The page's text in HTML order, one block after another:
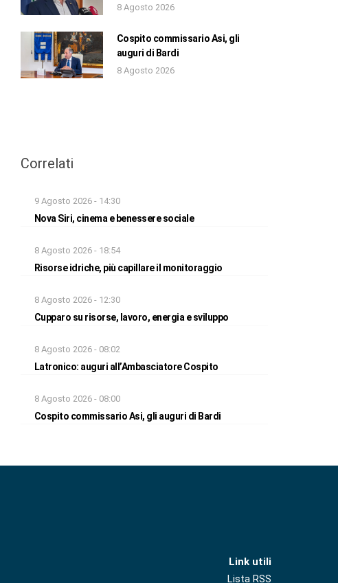
8 Agosto 2026
Cospito commissario Asi, gli
auguri di Bardi
8 Agosto 2026
Correlati
9 Agosto 2026 - 14:30
Nova Siri, cinema e benessere sociale
8 Agosto 2026 - 18:54
Risorse idriche, più capillare il monitoraggio
8 Agosto 2026 - 12:30
Cupparo su risorse, lavoro, energia e sviluppo
8 Agosto 2026 - 08:02
Latronico: auguri all’Ambasciatore Cospito
8 Agosto 2026 - 08:00
Cospito commissario Asi, gli auguri di Bardi
Link utili
Lista RSS